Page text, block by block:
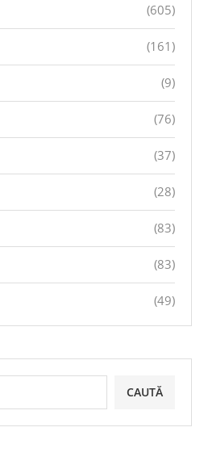
(605)
(161)
(9)
(76)
(37)
(28)
(83)
(83)
(49)
CAUTĂ